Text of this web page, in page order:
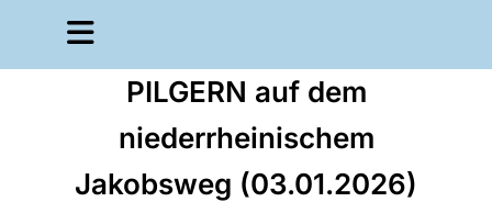
PILGERN auf dem
niederrheinischem
Jakobsweg (03.01.2026)